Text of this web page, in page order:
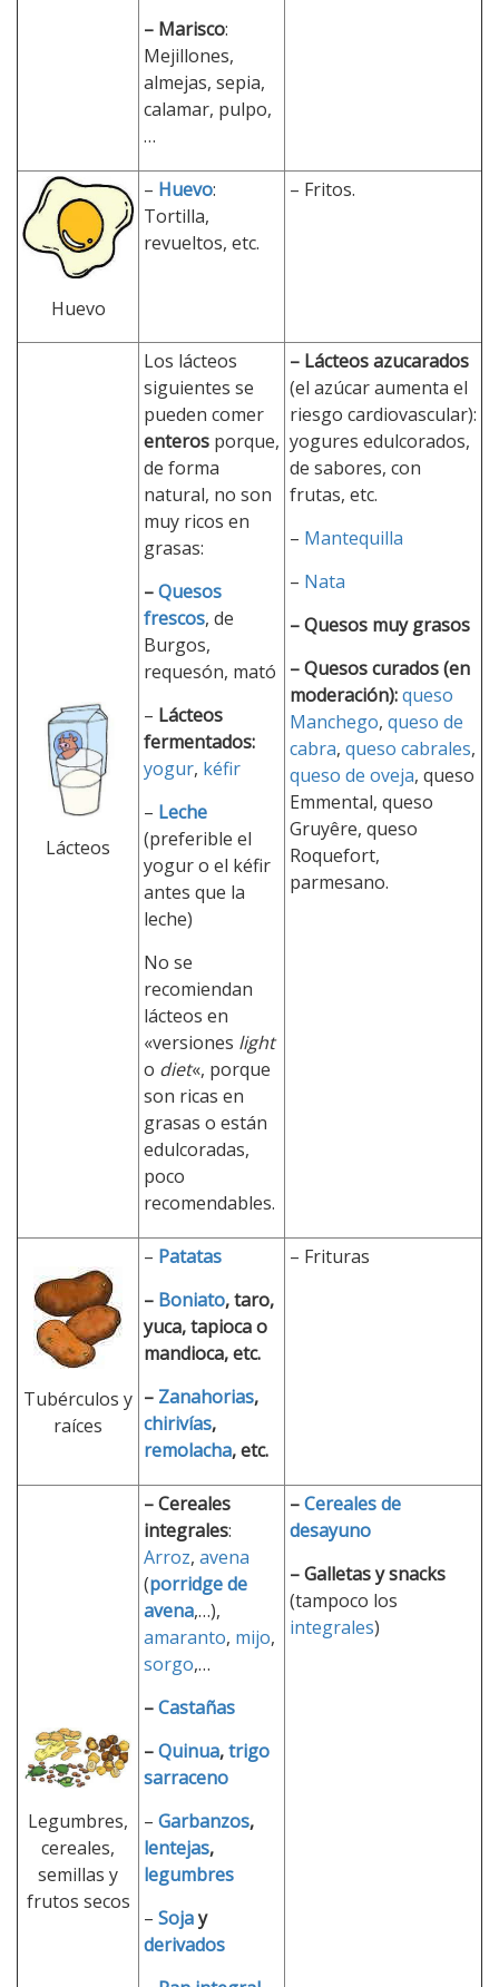
– Marisco:
Mejillones,
almejas, sepia,
calamar, pulpo,
…
Huevo
– Huevo:
Tortilla,
revueltos, etc.
– Fritos.
Lácteos
Los lácteos
siguientes se
pueden comer
enteros porque,
de forma
natural, no son
muy ricos en
grasas:
–Quesos
frescos, de
Burgos,
requesón, mató
– Lácteos
fermentados:
yogur, kéfir
– Leche
(preferible el
yogur o el kéfir
antes que la
leche)
No se
recomiendan
lácteos en
«versiones light
o diet«, porque
son ricas en
grasas o están
edulcoradas,
poco
recomendables.
– Lácteos azucarados
(el azúcar aumenta el
riesgo cardiovascular):
yogures edulcorados,
de sabores, con
frutas, etc.
– Mantequilla
– Nata
– Quesos muy grasos
– Quesos curados (en
moderación):queso
Manchego, queso de
cabra, queso cabrales,
queso de oveja, queso
Emmental, queso
Gruyêre, queso
Roquefort,
parmesano.
Tubérculos y
raíces
– Patatas
– Boniato, taro,
yuca, tapioca o
mandioca, etc.
– Zanahorias,
chirivías,
remolacha, etc.
– Frituras
Legumbres,
cereales,
semillas y
frutos secos
– Cereales
integrales:
Arroz, avena
(porridge de
avena,…),
amaranto, mijo,
sorgo,…
–Castañas
–Quinua,trigo
sarraceno
– Garbanzos,
lentejas,
legumbres
– Sojay
derivados
–Cereales de
desayuno
– Galletas y snacks
(tampoco los
integrales)